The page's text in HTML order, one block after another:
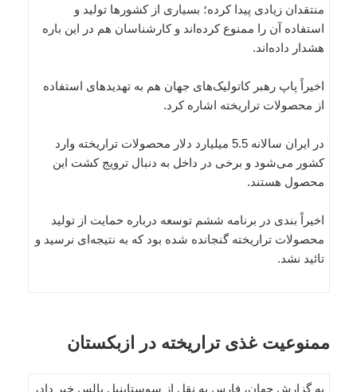
منتقدان زیادی پیدا کرده؛ بسیاری از کشورها تولید و
استفاده آن را ممنوع کرده‌اند و کارشناسان هم در این باره
هشدار داده‌اند.
اخیراً پاپ رهبر کاتولیک‌های جهان هم به تهدیدهای استفاده
از محصولات تراریخته اشاره کرد.
در ایران سالانه 5.5 میلیارد دلار محصولات تراریخته وارد
کشور می‌شود و برخی در داخل به دنبال ترویج کشت این
محصول هستند.
اخیراً بندی در برنامه ششم توسعه درباره حمایت از تولید
محصولات تراریخته گنجانده شده بود که به نتیجه‌ای نرسید و
تائید نشد.
ممنوعیت غذی تراریخته در ازبکستان
به گزارش جهان، فارس به نقل از سوستاینبل پالس خبر داد،